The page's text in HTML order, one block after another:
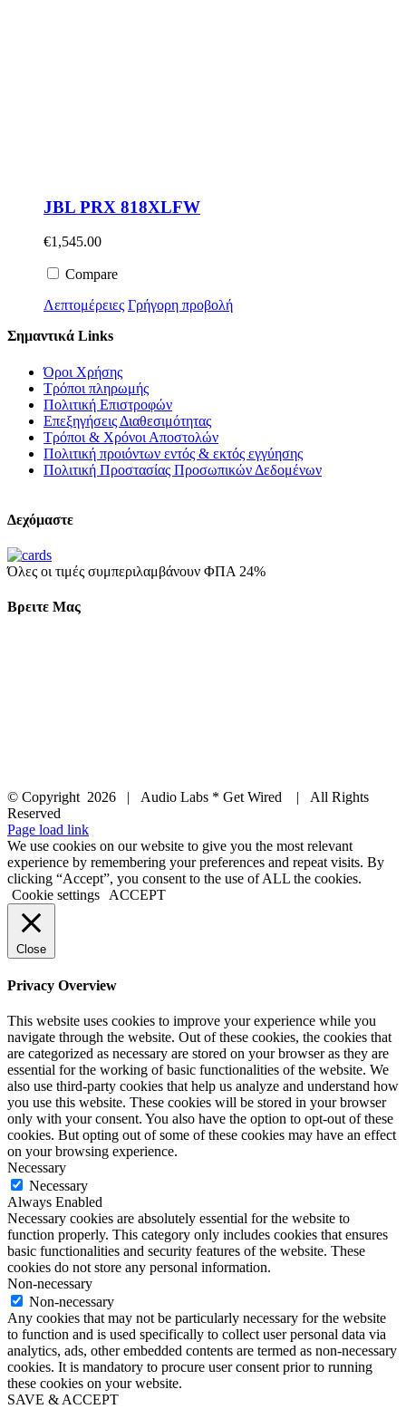
JBL PRX 818XLFW
€1,545.00
Compare
Λεπτομέρειες Γρήγορη προβολή
Σημαντικά Links
Όροι Χρήσης
Τρόποι πληρωμής
Πολιτική Επιστροφών
Επεξηγήσεις Διαθεσιμότητας
Τρόποι & Χρόνοι Αποστολών
Πολιτική προιόντων εντός & εκτός εγγύησης
Πολιτική Προστασίας Προσωπικών Δεδομένων
Δεχόμαστε
Όλες οι τιμές συμπεριλαμβάνουν ΦΠΑ 24%
Βρειτε Μας
© Copyright 2026 | Audio Labs * Get Wired | All Rights
Reserved
Facebook
Instagram
YouTube
LinkedIn
X
Page load link
We use cookies on our website to give you the most relevant
experience by remembering your preferences and repeat visits. By
clicking “Accept”, you consent to the use of ALL the cookies.
Cookie settings
ACCEPT
Close
Privacy Overview
This website uses cookies to improve your experience while you
navigate through the website. Out of these cookies, the cookies that
are categorized as necessary are stored on your browser as they are
essential for the working of basic functionalities of the website. We
also use third-party cookies that help us analyze and understand how
you use this website. These cookies will be stored in your browser
only with your consent. You also have the option to opt-out of these
cookies. But opting out of some of these cookies may have an effect
on your browsing experience.
Necessary
Necessary
Always Enabled
Necessary cookies are absolutely essential for the website to
function properly. This category only includes cookies that ensures
basic functionalities and security features of the website. These
cookies do not store any personal information.
Non-necessary
Non-necessary
Any cookies that may not be particularly necessary for the website
to function and is used specifically to collect user personal data via
analytics, ads, other embedded contents are termed as non-necessary
cookies. It is mandatory to procure user consent prior to running
these cookies on your website.
SAVE & ACCEPT